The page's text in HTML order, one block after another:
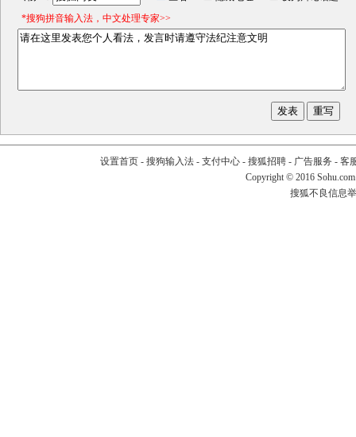
*搜狗拼音输入法，中文处理专家>>
设置首页- 搜狗输入法- 支付中心- 搜狐招聘- 广告服务 - 客
Copyright © 2016
搜狐不良信息